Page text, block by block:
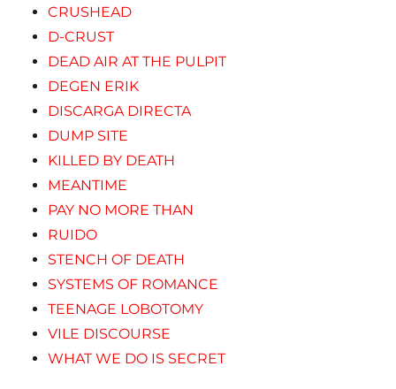
CRUSHEAD
D-CRUST
DEAD AIR AT THE PULPIT
DEGEN ERIK
DISCARGA DIRECTA
DUMP SITE
KILLED BY DEATH
MEANTIME
PAY NO MORE THAN
RUIDO
STENCH OF DEATH
SYSTEMS OF ROMANCE
TEENAGE LOBOTOMY
VILE DISCOURSE
WHAT WE DO IS SECRET